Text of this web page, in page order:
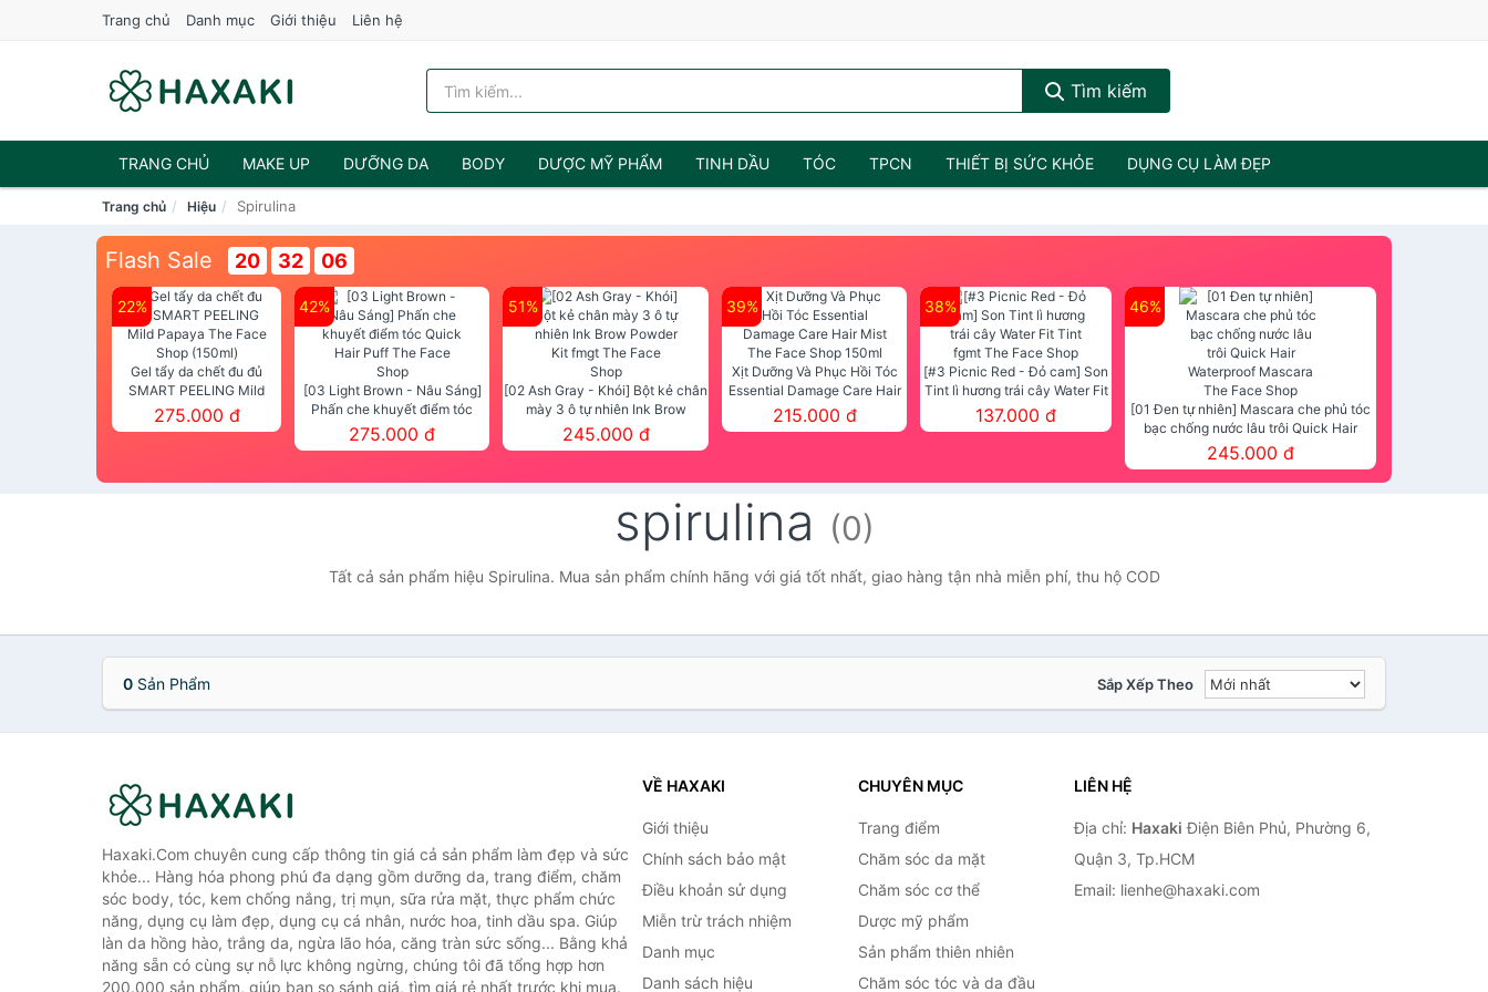
Trang chủ Danh mục Giới thiệu Liên hệ
Tìm kiếm
TRANG CHỦ MAKE UP DƯỠNG DA BODY DƯỢC MỸ PHẨM TINH DẦU TÓC TPCN THIẾT BỊ SỨC KHỎE DỤNG CỤ LÀM ĐẸP
NƯỚC HOA
Trang chủ Hiệu Spirulina
Flash Sale 20 32 06
22%
Gel tẩy da chết đu đủ
SMART PEELING Mild
Papaya The Face Shop
(150ml)
275.000 đ
42%
[03 Light Brown - Nâu Sáng]
Phấn che khuyết điểm tóc
Quick Hair Puff The Face Shop
275.000 đ
51%
[02 Ash Gray - Khói] Bột kẻ chân
mày 3 ô tự nhiên Ink Brow
Powder Kit fmgt The Face Shop
245.000 đ
39%
Xịt Dưỡng Và Phục Hồi Tóc
Essential Damage Care Hair
Mist The Face Shop 150ml
215.000 đ
38%
[#3 Picnic Red - Đỏ cam] Son
Tint lì hương trái cây Water Fit
Tint fgmt The Face Shop
137.000 đ
46%
[01 Đen tự nhiên] Mascara che phủ tóc
bạc chống nước lâu trôi Quick Hair
Waterproof Mascara The Face Shop
245.000 đ
spirulina (0)
Tất cả sản phẩm hiệu Spirulina. Mua sản phẩm chính hãng với giá tốt nhất, giao hàng tận nhà miễn phí, thu hộ COD
0 Sản Phẩm Sắp Xếp Theo
Haxaki.Com chuyên cung cấp thông tin giá cả sản phẩm làm đẹp và sức
khỏe... Hàng hóa phong phú đa dạng gồm dưỡng da, trang điểm, chăm
sóc body, tóc, kem chống nắng, trị mụn, sữa rửa mặt, thực phẩm chức
năng, dụng cụ làm đẹp, dụng cụ cá nhân, nước hoa, tinh dầu spa. Giúp
làn da hồng hào, trắng da, ngừa lão hóa, căng tràn sức sống... Bằng khả
năng sẵn có cùng sự nỗ lực không ngừng, chúng tôi đã tổng hợp hơn
200.000 sản phẩm, giúp bạn so sánh giá, tìm giá rẻ nhất trước khi mua.
VỀ HAXAKI
Giới thiệu
Chính sách bảo mật
Điều khoản sử dụng
Miễn trừ trách nhiệm
Danh mục
Danh sách hiệu
CHUYÊN MỤC
Trang điểm
Chăm sóc da mặt
Chăm sóc cơ thể
Dược mỹ phẩm
Sản phẩm thiên nhiên
Chăm sóc tóc và da đầu
LIÊN HỆ
Địa chỉ: Haxaki Điện Biên Phủ, Phường 6,
Quận 3, Tp.HCM
Email: lienhe@haxaki.com